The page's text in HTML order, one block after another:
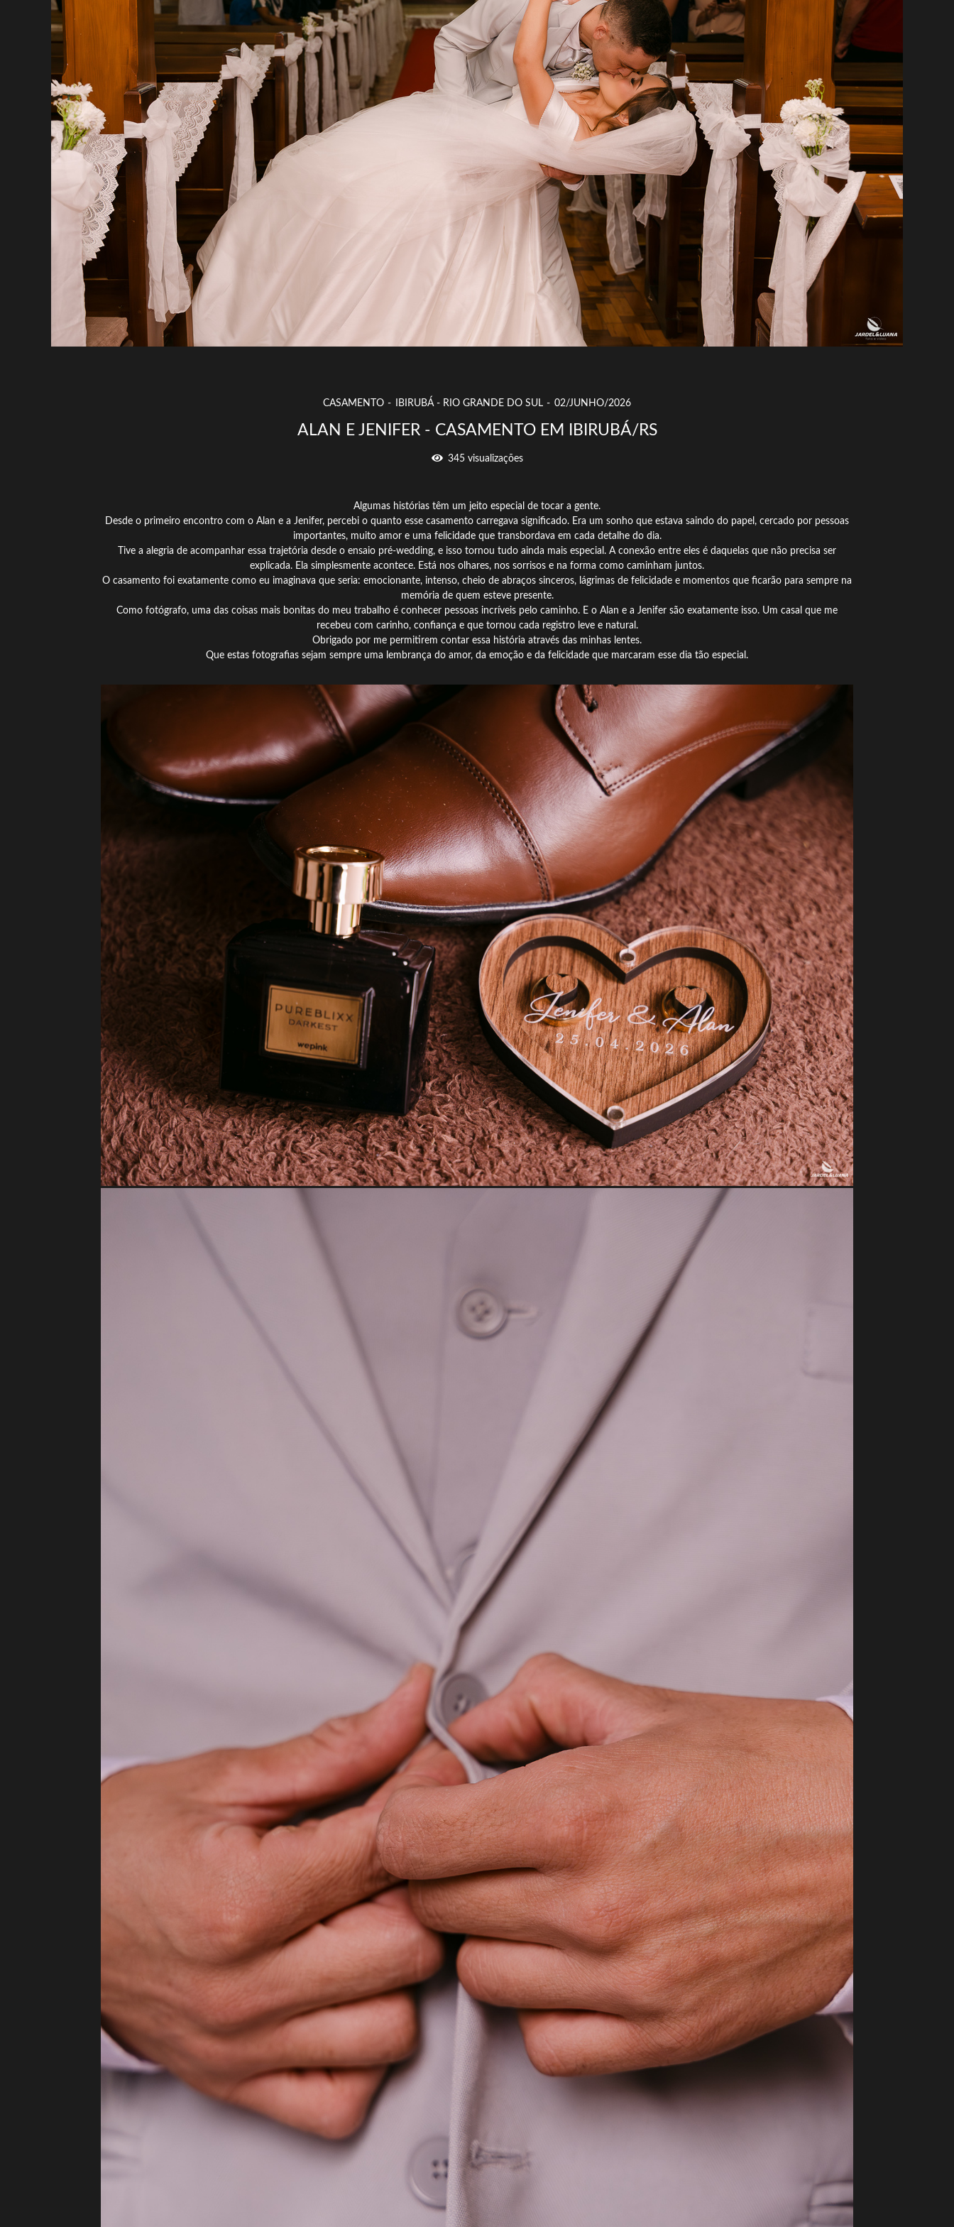
CASAMENTO IBIRUBÁ - RIO GRANDE DO SUL 02/JUNHO/2026
ALAN E JENIFER - CASAMENTO EM IBIRUBÁ/RS
345visualizações
Algumas histórias têm um jeito especial de tocar a gente.
Desde o primeiro encontro com o Alan e a Jenifer, percebi o quanto esse casamento carregava significado. Era um sonho que estava saindo do papel, cercado por pessoas
importantes, muito amor e uma felicidade que transbordava em cada detalhe do dia.
Tive a alegria de acompanhar essa trajetória desde o ensaio pré-wedding, e isso tornou tudo ainda mais especial. A conexão entre eles é daquelas que não precisa ser
explicada. Ela simplesmente acontece. Está nos olhares, nos sorrisos e na forma como caminham juntos.
O casamento foi exatamente como eu imaginava que seria: emocionante, intenso, cheio de abraços sinceros, lágrimas de felicidade e momentos que ficarão para sempre na
memória de quem esteve presente.
Como fotógrafo, uma das coisas mais bonitas do meu trabalho é conhecer pessoas incríveis pelo caminho. E o Alan e a Jenifer são exatamente isso. Um casal que me
recebeu com carinho, confiança e que tornou cada registro leve e natural.
Obrigado por me permitirem contar essa história através das minhas lentes.
Que estas fotografias sejam sempre uma lembrança do amor, da emoção e da felicidade que marcaram esse dia tão especial.